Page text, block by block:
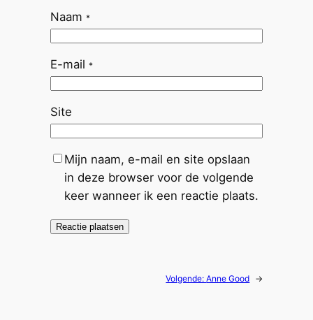
Naam *
E-mail *
Site
Mijn naam, e-mail en site opslaan
in deze browser voor de volgende
keer wanneer ik een reactie plaats.
Volgende:Anne Good →